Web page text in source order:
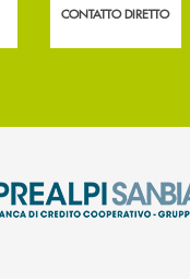
CONTATTO DIRETTO